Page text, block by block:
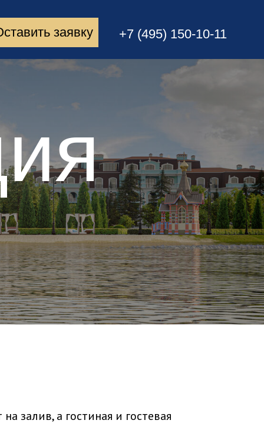
заявку +7 (495) 150-10-11
1
залив, а гостиная и гостевая